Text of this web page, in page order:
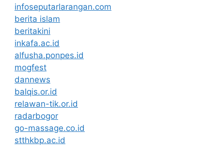
infoseputarlarangan.com
berita islam
beritakini
inkafa.ac.id
alfusha.ponpes.id
mogfest
dannews
balqis.or.id
relawan-tik.or.id
radarbogor
go-massage.co.id
stthkbp.ac.id